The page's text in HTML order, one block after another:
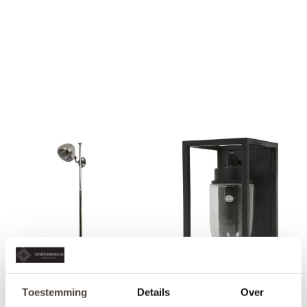
Toestemming Details Over
VLOERLAMP MONZA BUITENLAMP - FITZROY